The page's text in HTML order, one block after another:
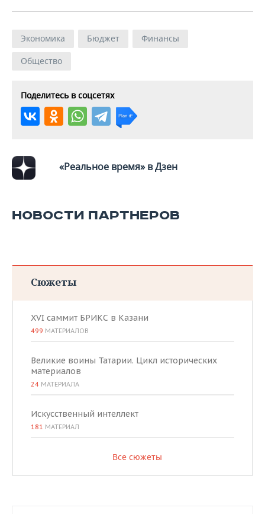
Экономика Бюджет
Финансы
Общество
Поделитесь в соцсетях
«Реальное время» в Дзен
НОВОСТИ ПАРТНЕРОВ
Сюжеты
XVI саммит БРИКС в Казани
499 МАТЕРИАЛОВ
Великие воины Татарии. Цикл исторических
материалов
24 МАТЕРИАЛА
Искусственный интеллект
181 МАТЕРИАЛ
Все сюжеты